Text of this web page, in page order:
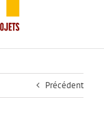
Précédent